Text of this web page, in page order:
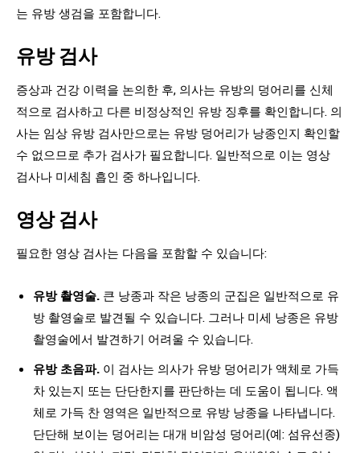
는 유방 생검을 포함합니다.
유방 검사
증상과 건강 이력을 논의한 후, 의사는 유방의 덩어리를 신체
적으로 검사하고 다른 비정상적인 유방 징후를 확인합니다. 의
사는 임상 유방 검사만으로는 유방 덩어리가 낭종인지 확인할
수 없으므로 추가 검사가 필요합니다. 일반적으로 이는 영상
검사나 미세침 흡인 중 하나입니다.
영상 검사
필요한 영상 검사는 다음을 포함할 수 있습니다:
유방 촬영술. 큰 낭종과 작은 낭종의 군집은 일반적으로 유
방 촬영술로 발견될 수 있습니다. 그러나 미세 낭종은 유방
촬영술에서 발견하기 어려울 수 있습니다.
유방 초음파. 이 검사는 의사가 유방 덩어리가 액체로 가득
차 있는지 또는 단단한지를 판단하는 데 도움이 됩니다. 액
체로 가득 찬 영역은 일반적으로 유방 낭종을 나타냅니다.
단단해 보이는 덩어리는 대개 비암성 덩어리(예: 섬유선종)